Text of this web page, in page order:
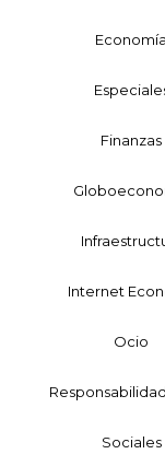
Economía
Finanzas
Internet
Ocio
Sociales